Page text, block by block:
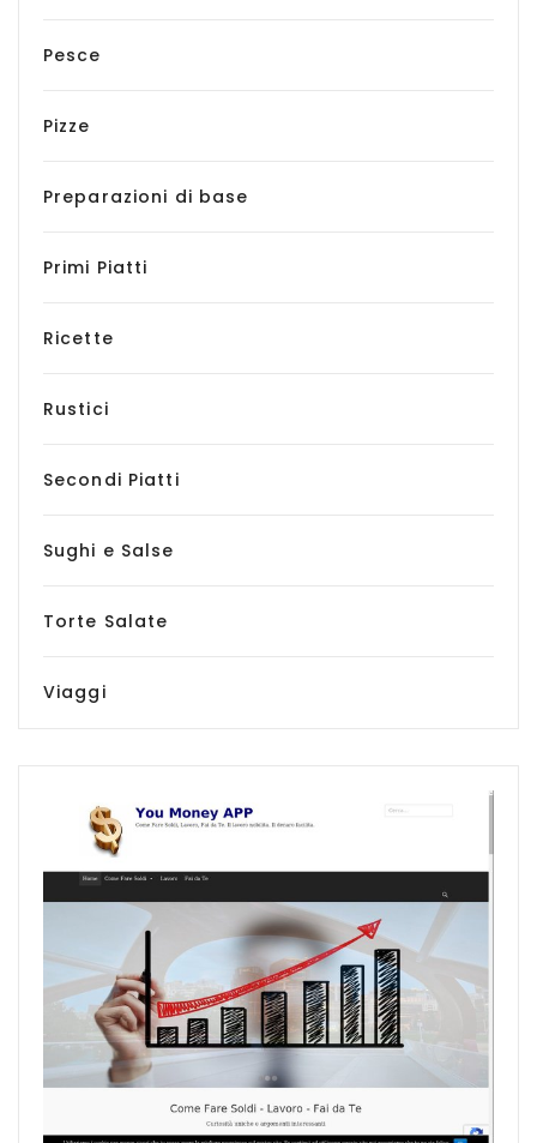
Pesce
Pizze
Preparazioni di base
Primi Piatti
Ricette
Rustici
Secondi Piatti
Sughi e Salse
Torte Salate
Viaggi